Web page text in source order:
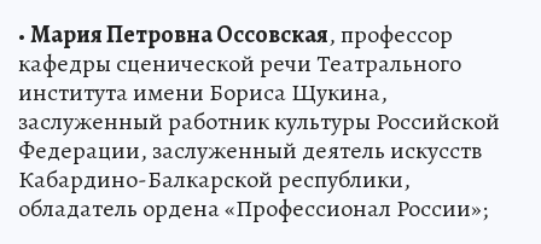
•Мария Петровна Оссовская, профессор
кафедры сценической речи Театрального
института имени Бориса Щукина,
заслуженный работник культуры Российской
Федерации, заслуженный деятель искусств
Кабардино-Балкарской республики,
обладатель ордена «Профессионал России»;